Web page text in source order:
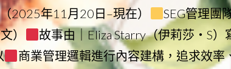
2025年11月20日–現在）
SEG管理團
）
故事由｜Eliza Starry（伊莉莎・S）
商業管理邏輯進行內容建構，追求效率